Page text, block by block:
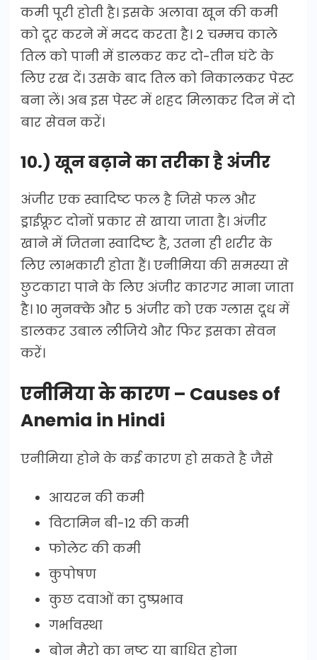
कमी पूरी होती है। इसके अलावा खून की कमी
को दूर करने में मदद करता है। 2 चम्मच काले
तिल को पानी में डालकर कर दो-तीन घंटे के
लिए रख दें। उसके बाद तिल को निकालकर पेस्ट
बना लें। अब इस पेस्ट में शहद मिलाकर दिन में दो
बार सेवन करें।
10.) खून बढ़ाने का तरीका है अंजीर
अंजीर एक स्वादिष्ट फल है जिसे फल और
ड्राईफ्रूट दोनों प्रकार से खाया जाता है। अंजीर
खाने में जितना स्वादिष्ट है, उतना ही शरीर के
लिए लाभकारी होता हैं। एनीमिया की समस्या से
छुटकारा पाने के लिए अंजीर कारगर माना जाता
है। 10 मुनक्के और 5 अंजीर को एक ग्लास दूध में
डालकर उबाल लीजिये और फिर इसका सेवन
करें।
एनीमिया के कारण – Causes of
Anemia in Hindi
एनीमिया होने के कई कारण हो सकते है जैसे
आयरन की कमी
विटामिन बी-12 की कमी
फोलेट की कमी
कुपोषण
कुछ दवाओं का दुष्प्रभाव
गर्भावस्था
बोन मैरो का नष्ट या बाधित होना